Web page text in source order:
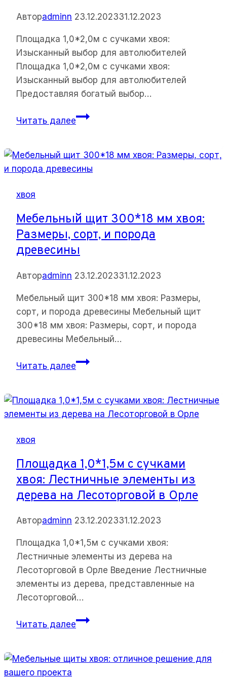
Авторadminn 23.12.202331.12.2023
Площадка 1,0*2,0м с сучками хвоя:
Изысканный выбор для автолюбителей
Площадка 1,0*2,0м с сучками хвоя:
Изысканный выбор для автолюбителей
Предоставляя богатый выбор…
Читать далееПлощадка
сучками
хвоя:
для
автолюбителей
хвоя
Мебельный щит 300*18 мм хвоя:
Размеры, сорт, и порода
древесины
Авторadminn 23.12.202331.12.2023
Мебельный щит 300*18 мм хвоя: Размеры,
сорт, и порода древесины Мебельный щит
300*18 мм хвоя: Размеры, сорт, и порода
древесины Мебельный…
Читать далееМебельный
мм
хвоя:
порода
древесины
хвоя
Площадка 1,0*1,5м с сучками
хвоя: Лестничные элементы из
дерева на Лесоторговой в Орле
Авторadminn 23.12.202331.12.2023
Площадка 1,0*1,5м с сучками хвоя:
Лестничные элементы из дерева на
Лесоторговой в Орле Введение Лестничные
элементы из дерева, представленные на
Лесоторговой…
Читать далееПлощадка
сучками